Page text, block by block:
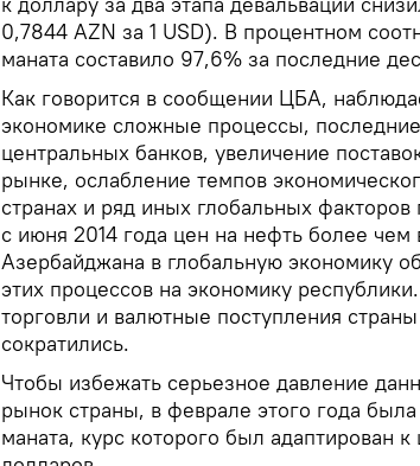
0,7844 AZN за 1 USD). В процентном
маната составило 97,6% за последние
Как говорится в сообщении ЦБА,
экономике сложные процессы,
центральных банков, увеличение
рынке, ослабление темпов
странах и ряд иных глобальных
с июня 2014 года цен на нефть более чем
Азербайджана в глобальную экономику
этих процессов на экономику
торговли и валютные поступления
сократились.
Чтобы избежать серьезное давление
рынок страны, в феврале этого года
маната, курс которого был адаптирован